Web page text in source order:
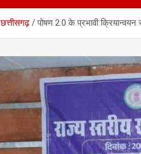
छत्तीसगढ़ पोषण 2.0 के प्रभावी